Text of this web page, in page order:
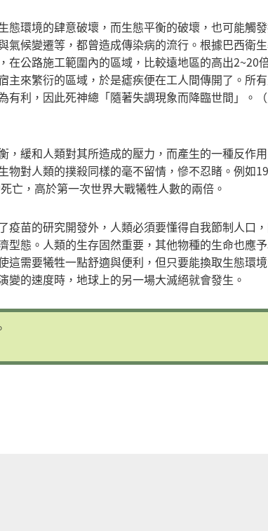
態環境的肆意破壞，而生態平衡的破壞，也可能觸
氣候變遷等，都曾造成傳染病的流行。根據巴西衛
在公路施工範圍內的區域，比較遠地區的高出2~20
主來繁衍的區域，於是瘧疾便在工人間傳開了。所
利，因此死神總「隨著失調現象而降臨世間」。
，緩和人類對其所造成的壓力，而產生的一種反作
對人類的撲殺同樣的毫不留情，慘不忍睹。例如
亡，高於第一次世界大戰犧牲人數的兩倍。
疫苗的研究開發外，人類必須要懂得自我節制人口
型態。人類的生存固然重要，其他物種的生命也應
這需要犧牲一點舒適與便利，但只要能換取生態環
的速度時，地球上的另一場大滅絕就會發生。